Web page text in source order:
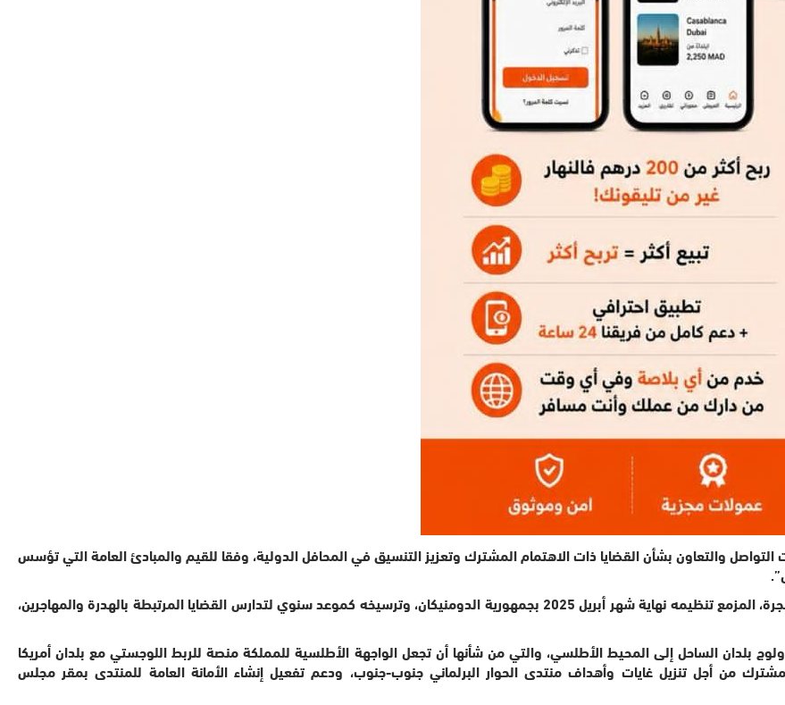
التواصل والتعاون بشأن القضايا ذات الاهتمام المشترك وتعزيز التنسيق في المحافل الدولية، وفقا للقيم والمبادئ العامة التي تؤسس
ويؤكد الجانبان على “الدعم المشترك لتنظيم الملتقى الجهوي حول الهجرة، المزمع تنظيمه نهاية شهر أبريل 2025 بجمهورية الدومنيكان، وترسيخه كموعد سنوي لتدارس القضايا المرتبطة بالهدرة والمهاجرين،
بلدان الساحل إلى المحيط الأطلسي، والتي من شأنها أن تجعل الواجهة الأطلسية للمملكة منصة للربط اللوجستي مع بلدان أمريكا
من أجل تنزيل غايات وأهداف منتدى الحوار البرلماني جنوب-جنوب، ودعم تفعيل إنشاء الأمانة العامة للمنتدى بمقر مجلس